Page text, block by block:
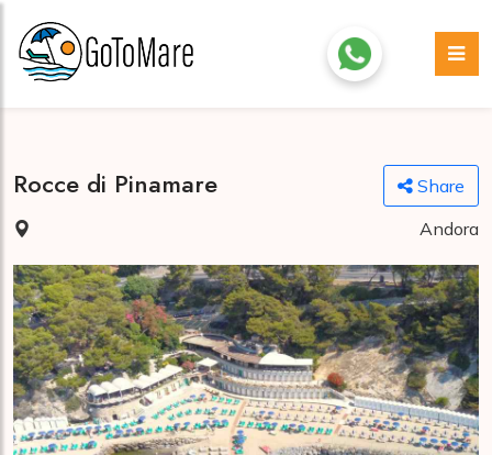
Rocce di Pinamare
Share
Andora